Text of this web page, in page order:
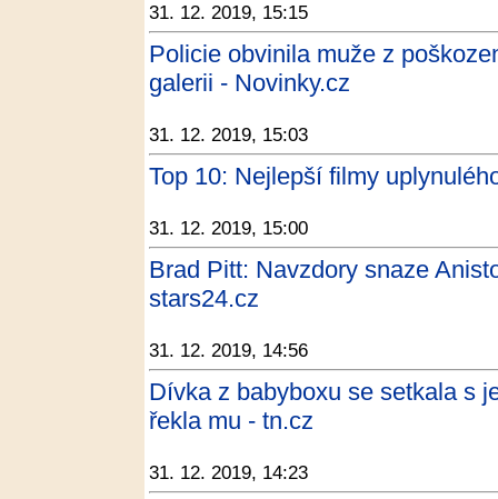
31. 12. 2019, 15:15
Policie obvinila muže z
galerii - Novinky.cz
31. 12. 2019, 15:03
Top 10: Nejlepší filmy
31. 12. 2019, 15:00
Brad Pitt: Navzdory snaze
stars24.cz
31. 12. 2019, 14:56
Dívka z babyboxu se setkala s
řekla mu - tn.cz
31. 12. 2019, 14:23